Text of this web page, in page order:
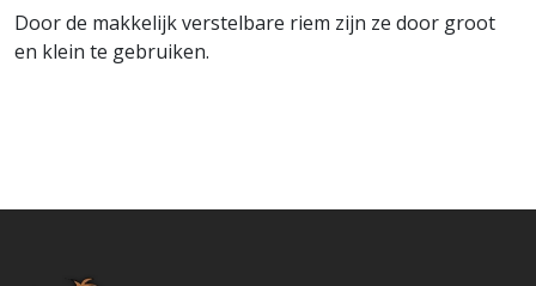
Door de makkelijk verstelbare riem zijn ze door groot
en klein te gebruiken.